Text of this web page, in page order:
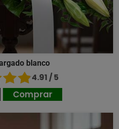
blanco
4.91 / 5
Comprar